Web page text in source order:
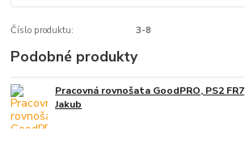
Číslo produktu: 3-8
Podobné produkty
Pracovná rovnošata GoodPRO, PS2 FR7
Jakub